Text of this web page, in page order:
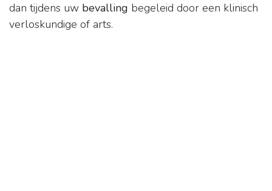
dan tijdens uw bevalling begeleid door een klinisch
verloskundige of arts.